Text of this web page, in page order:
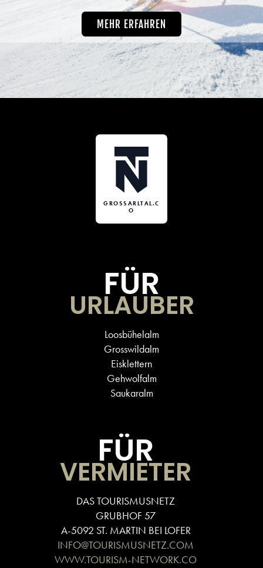
MEHR ERFAHREN
GROSSARLTAL.C
O
FÜR
URLAUBER
Loosbühelalm
Grosswildalm
Eisklettern
Gehwolfalm
Saukaralm
FÜR
VERMIETER
DAS TOURISMUSNETZ
GRUBHOF 57
A-5092 ST. MARTIN BEI LOFER
INFO@TOURISMUSNETZ.COM
WWW.TOURISM-NETWORK.CO